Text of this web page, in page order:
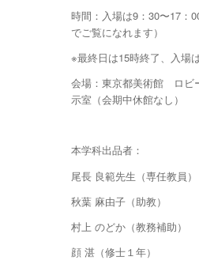
時間：入場は9：30〜17：
でご覧になれます）
※最終日は15時終了、入場
会場：東京都美術館 ロ
示室（会期中休館なし）
本学科出品者：
尾長 良範先生（専任教員）
秋葉 麻由子（助教）
村上 のどか（教務補助）
顔 湛（修士１年）